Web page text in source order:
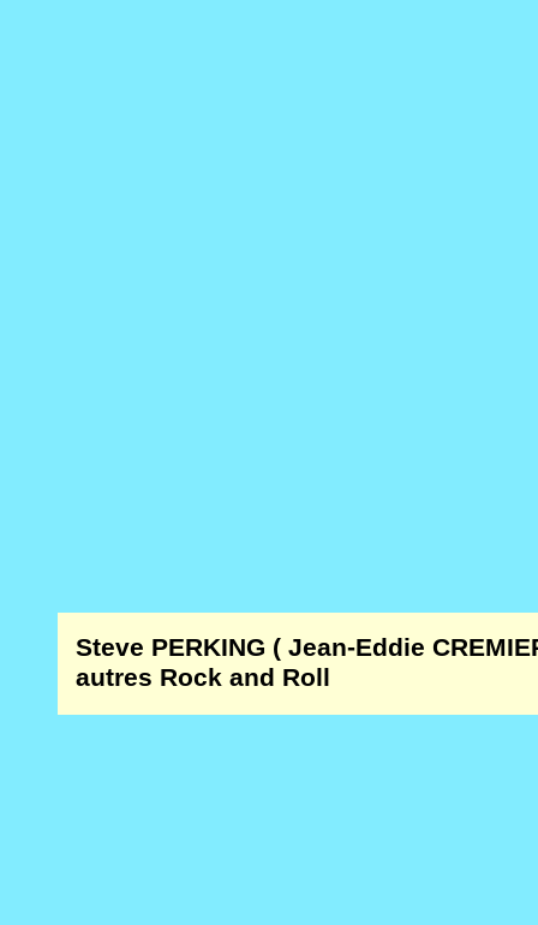
Steve PERKING ( Jean-Eddie
autres Rock and Roll